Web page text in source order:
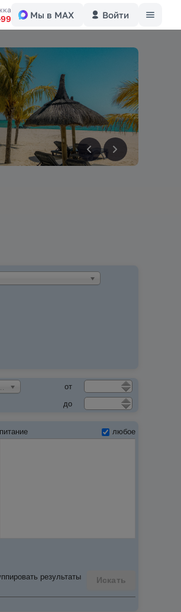
Мы в MAX Войти
впередвперед
Option
от
до
питание любое
Искать
результаты